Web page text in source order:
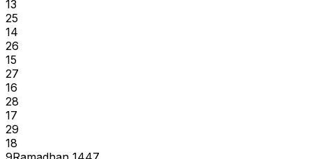
13
25
14
26
15
27
16
28
17
29
18